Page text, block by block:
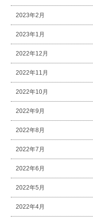
2023年2月
2023年1月
2022年12月
2022年11月
2022年10月
2022年9月
2022年8月
2022年7月
2022年6月
2022年5月
2022年4月